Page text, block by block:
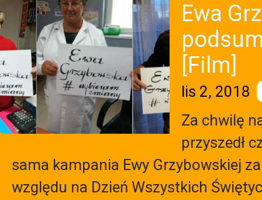
Ewa
[Film]
lis 2, 2018
Za chwilę
przyszedł
sama kampania Ewy Grzybowskiej
względu na Dzień Wszystkich